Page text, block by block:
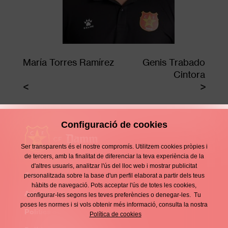
María Torres Ramírez
Genis Trabado
Cintora
Enllaços
d'interès
Contacte
Footer
Avís legal
Política de privacitat
Configuració de cookies
Ser transparents és el nostre compromís. Utilitzem cookies pròpies i
de tercers, amb la finalitat de diferenciar la teva experiència de la
d'altres usuaris, analitzar l'ús del lloc web i mostrar publicitat
personalitzada sobre la base d'un perfil elaborat a partir dels teus
hàbits de navegació. Pots acceptar l'ús de totes les cookies,
configurar-les segons les teves preferències o denegar-les. Tu
poses les normes i si vols obtenir més informació, consulta la nostra
Política de cookies